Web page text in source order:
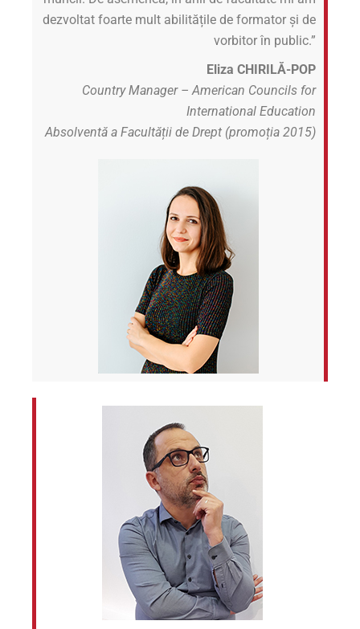
dezvoltat foarte mult abilitățile de formator și de
vorbitor în public.”
Eliza CHIRILĂ-POP
Country Manager – American Councils for
International Education
Absolventă a Facultății de Drept (promoția 2015)